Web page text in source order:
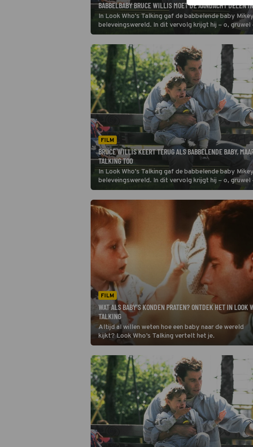
BABBELBABY BRUCE WILLIS MOET DE AANDACHT DELEN
In Look Who's Talking gaf de babbelende baby
beleveingswereld. In dit vervolg krijgt hij – o, gruwel
FILM
BRUCE WILLIS KEERT TERUG ALS BABBELENDE BABY,
TALKING TOO
In Look Who's Talking gaf de babbelende baby
beleveingswereld. In dit vervolg krijgt hij – o, gruwel
FILM
WAT ALS BABY’S KONDEN PRATEN? ONTDEK HET IN LOOK
TALKING
Altijd al willen weten hoe een baby naar de wereld
kijkt? Look Who’s Talking vertelt het je.